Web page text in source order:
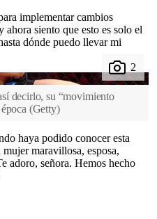
implementar cambios
siento que esto es solo el
dónde puedo llevar mi
decirlo, su “movimiento
(Getty)
haya podido conocer esta
maravillosa, esposa,
adoro, señora. Hemos hecho